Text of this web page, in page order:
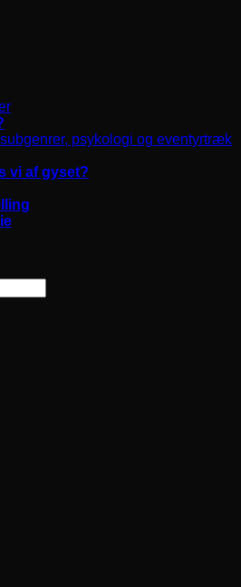
psykologi og eventyrtræk
vi af gyset?